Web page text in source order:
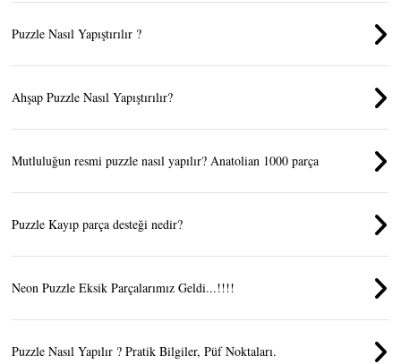
Puzzle Nasıl Yapıştırılır ?
Ahşap Puzzle Nasıl Yapıştırılır?
Mutluluğun resmi puzzle nasıl yapılır? Anatolian 1000 parça
Puzzle Kayıp parça desteği nedir?
Neon Puzzle Eksik Parçalarımız Geldi...!!!!
Puzzle Nasıl Yapılır ? Pratik Bilgiler, Püf Noktaları.